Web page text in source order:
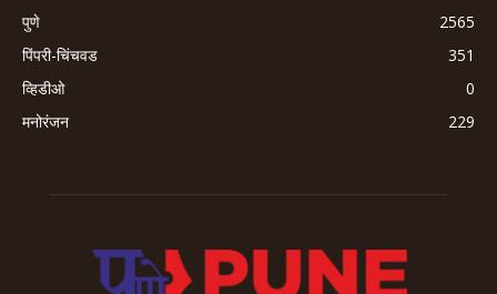
पुणे
2565
पिंपरी-चिंचवड
351
व्हिडीओ
0
मनोरंजन
229